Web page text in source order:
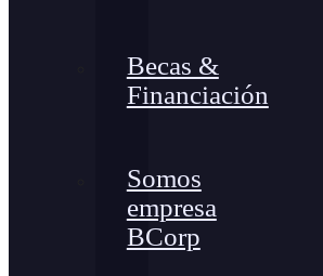
Becas &
Financiación
Somos
empresa
BCorp